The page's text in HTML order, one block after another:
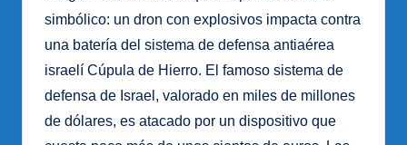
simbólico: un dron con explosivos impacta contra
una batería del sistema de defensa antiaérea
israelí Cúpula de Hierro. El famoso sistema de
defensa de Israel, valorado en miles de millones
de dólares, es atacado por un dispositivo que